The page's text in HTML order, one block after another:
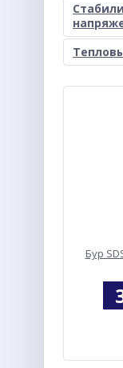
Бур